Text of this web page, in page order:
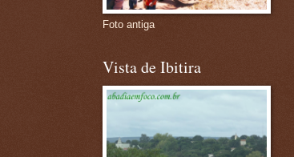
Foto antiga
Vista de Ibitira